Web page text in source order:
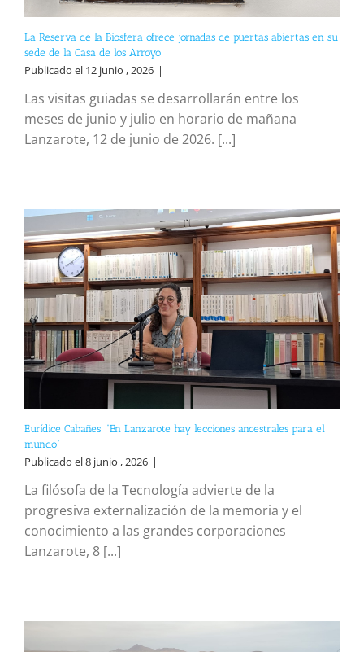
La Reserva de la Biosfera ofrece jornadas de puertas abiertas en su
sede de la Casa de los Arroyo
Publicado el 12 junio , 2026 |
Las visitas guiadas se desarrollarán entre los
meses de junio y julio en horario de mañana
Lanzarote, 12 de junio de 2026. [...]
Eurídice Cabañes: “En Lanzarote hay lecciones ancestrales para el
mundo”
Publicado el 8 junio , 2026 |
La filósofa de la Tecnología advierte de la
progresiva externalización de la memoria y el
conocimiento a las grandes corporaciones
Lanzarote, 8 [...]